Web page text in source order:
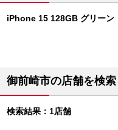
iPhone 15 128GB グリーン
御前崎市の店舗を検
検索結果：1店舗